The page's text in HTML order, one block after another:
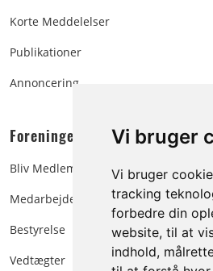
Vi bruger
Vi bruger
tracking
forbedre din
website, til at
indhold,
Korte Meddelelser
Publikationer
Annoncering
Foreningen:
Bliv Medlem
Medarbejdere
Bestyrelse
Vedtægter